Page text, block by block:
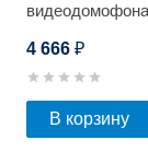
видеодомофона
4 666 ₽
В корзину